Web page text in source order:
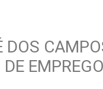
DOS
EMPREGO